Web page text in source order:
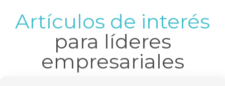
Artículos de interés
para líderes
empresariales